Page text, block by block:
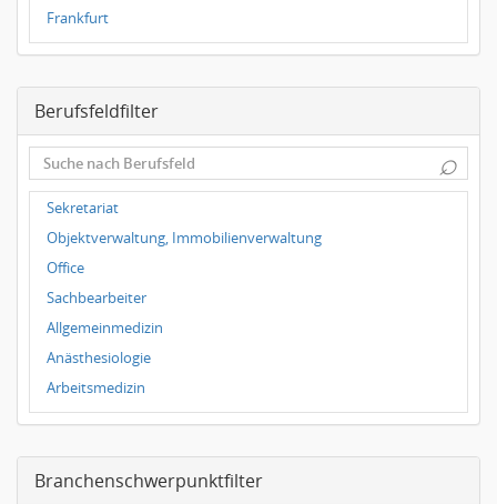
Frankfurt
Dresden
Leipzig
Dortmund
Wuppertal
Hallbergmoos
Würzburg
Grünwald
Ulm
Bielefeld
Hannover
Duisburg
Berufsfeldfilter
⌕
Sekretariat
Objektverwaltung, Immobilienverwaltung
Office
Sachbearbeiter
Allgemeinmedizin
Anästhesiologie
Arbeitsmedizin
Augenheilkunde
Frauenheilkunde, Geburtshilfe
Branchenschwerpunktfilter